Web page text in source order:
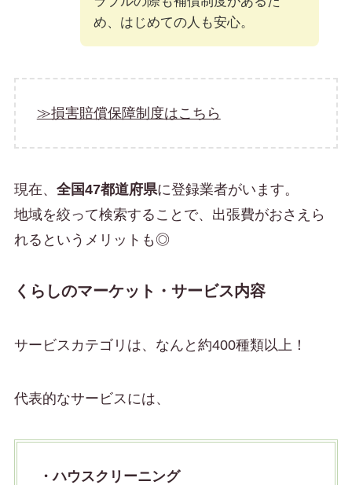
め、はじめての人も安心。
≫損害賠償保障制度はこちら
現在、 全国47都道府県に登録業者がいます。
地域を絞って検索することで、出張費がおさえら
れるというメリットも◎
くらしのマーケット・サービス内容
サービスカテゴリは、なんと約400種類以上！
代表的なサービスには、
・ハウスクリーニング